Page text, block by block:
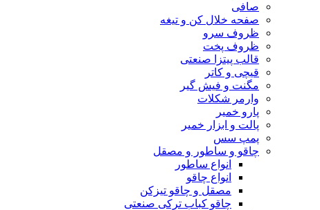
صافی
صفحه خلال کن و تیغه
ظروف سرو
ظروف پخت
قالب پیتزا صنعتی
قیچی و کاتر
مگنت و فیش گیر
وارمر شکلات
پارو خمیر
پالت و ابزار خمیر
پمپ سس
چاقو و ساطور و مصقل
انواع ساطور
انواع چاقو
مصقل و چاقو تیزکن
چاقو کباب ترکی صنعتی